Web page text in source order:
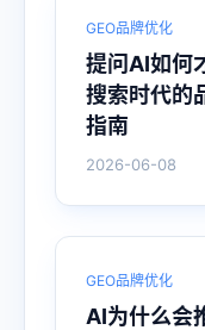
GEO品牌优化
提问AI如何
搜索时代的
指南
2026-06-08
GEO品牌优化
AI为什么会